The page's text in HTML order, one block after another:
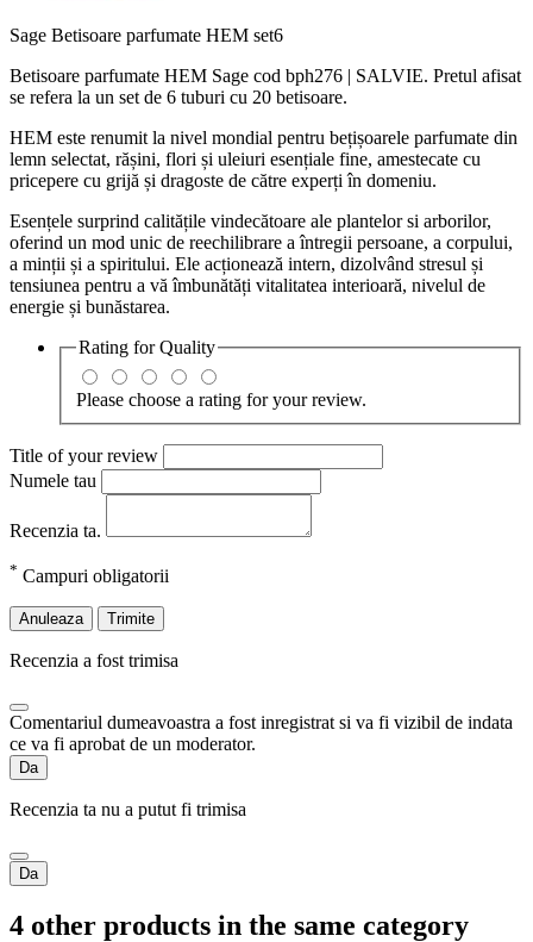
Sage Betisoare parfumate HEM set6
Betisoare parfumate HEM Sage cod bph276 | SALVIE. Pretul afisat
se refera la un set de 6 tuburi cu 20 betisoare.
HEM este renumit la nivel mondial pentru bețișoarele parfumate din
lemn selectat, rășini, flori și uleiuri esențiale fine, amestecate cu
pricepere cu grijă și dragoste de către experți în domeniu.
Esențele surprind calitățile vindecătoare ale plantelor si arborilor,
oferind un mod unic de reechilibrare a întregii persoane, a corpului,
a minții și a spiritului. Ele acționează intern, dizolvând stresul și
tensiunea pentru a vă îmbunătăți vitalitatea interioară, nivelul de
energie și bunăstarea.
Rating forQuality
Please choose a rating for your review.
Title of your review
Numele tau
Recenzia ta.
* Campuri obligatorii
Anuleaza Trimite
Recenzia a fost trimisa
Comentariul dumeavoastra a fost inregistrat si va fi vizibil de indata
ce va fi aprobat de un moderator.
Da
Recenzia ta nu a putut fi trimisa
Da
4 other products in the same category